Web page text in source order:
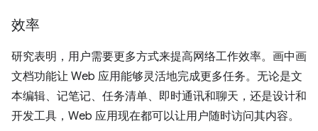
效率
研究表明，用户需要更多方式来提高网络工作效率。画中画
文档功能让 Web 应用能够灵活地完成更多任务。无论是文
本编辑、记笔记、任务清单、即时通讯和聊天，还是设计和
开发工具，Web 应用现在都可以让用户随时访问其内容。